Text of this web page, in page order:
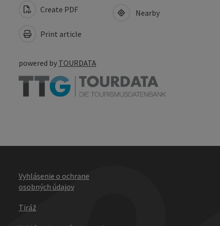
Create PDF
Print article
Nearby
powered by TOURDATA
Vyhlásenie o ochrane
osobných údajov
Tiráž